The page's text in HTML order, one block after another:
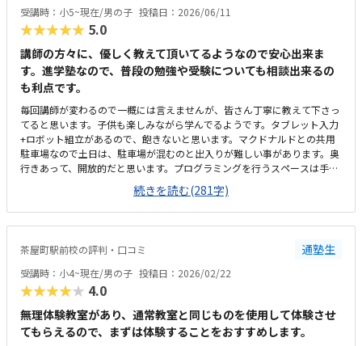
受講時：小5~現在/男の子 投稿日：2026/06/11
★★★★★ 5.0
講師の方々に、優しく教えて頂いてるようなので安心出来ま
す。進学塾なので、普段の勉強や受験についても相談出来るの
も利点です。
毎回講師が変わるので一概には言えませんが、皆さん丁寧に教えて下さっ
てると思います。子供も楽しみながら学んでるようです。タブレット入力
+ロボット組立があるので、飽きないと思います。マクドナルドとの共用
駐車場なので土日は、駐車場が混むのと出入りが難しい事があります。奥
行きあって、開放的だと思います。プログラミングを行うスペースは手前
でした。値段は、妥当だと思います。プログラミング教室に関しては、高
いところは高いです。こちらは、良心的だと思います。学習の振り返りメ
モを毎回頂けるので、何を学んできたかを知る事が出来る点が良いと思い
ます。今のところなし。ありません。
続きを読む(281字)
茶屋町駅前校の評判・口コミ 通塾生
受講時：小4~現在/男の子 投稿日：2026/02/22
★★★★★ 4.0
無理体験教室があり、通常教室と同じものを使用して体験させ
てもらえるので、まずは体験することをおすすめします。